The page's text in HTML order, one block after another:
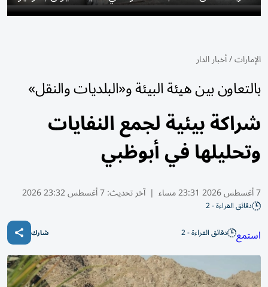
الإمارات/أخبار الدار
بالتعاون بين هيئة البيئة و«البلديات والنقل»
شراكة بيئية لجمع النفايات
وتحليلها في أبوظبي
7 أغسطس 2026 23:31 مساء | آخر تحديث:7 أغسطس 23:32 2026
دقائق القراءة - 2
استمع دقائق القراءة - 2 شارك